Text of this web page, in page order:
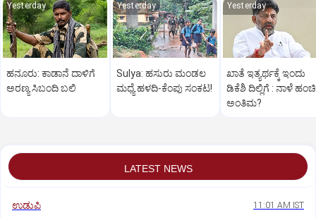
Yesterday
ಹನೂರು: ಕಾಡಾನೆ ದಾಳಿಗೆ
ಅರಣ್ಯ ಸಿಬಂದಿ ಬಲಿ
Yesterday
Sulya: ಹಸುರು ಮಂಡಲ
ಮಧ್ಯೆ ಹಳದಿ-ಕೆಂಪು ಸಂಕಟ!
Yesterday
ಖಾತೆ ಇತ್ಯರ್ಥಕ್ಕೆ ಇಂದು
ಡಿಕೆಶಿ ದಿಲ್ಲಿಗೆ : ನಾಳೆ
ಅಂತಿಮ?
LATEST NEWS
ಉಡುಪಿ 11:01 AM IST